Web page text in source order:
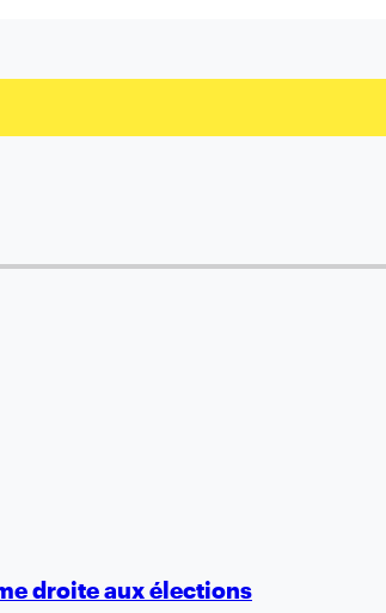
droite aux élections